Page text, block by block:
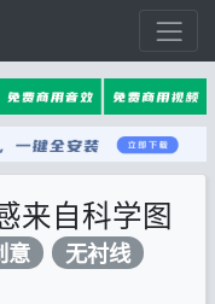
来自科学图
意
无衬线